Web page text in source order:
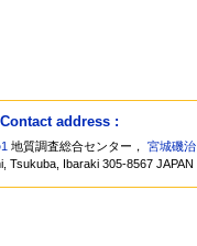
address :
地質調査総合センター，宮城磯治
Tsukuba, Ibaraki 305-8567 JAPAN